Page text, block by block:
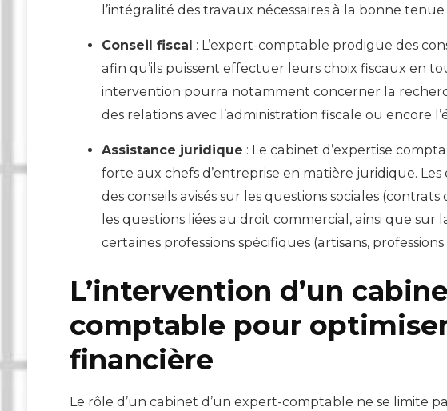
l’intégralité des travaux nécessaires à la bonne
Conseil fiscal : L’expert-comptable prodigue des
afin qu’ils puissent effectuer leurs choix fiscaux en
intervention pourra notamment concerner la
des relations avec l’administration fiscale ou encore
Assistance juridique : Le cabinet d’expertise
forte aux chefs d’entreprise en matière juridique.
des conseils avisés sur les questions sociales
les questions liées au droit commercial , ainsi que sur
certaines professions spécifiques (artisans, professions
L’intervention d’un
comptable pour
financière
Le rôle d’un cabinet d’un expert-comptable ne se limite